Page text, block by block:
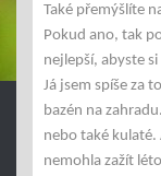
Také přemýšlíte
Pokud ano, tak
nejlepší, abyste
Já jsem spíše za
bazén na
nebo také kulaté.
nemohla zažít